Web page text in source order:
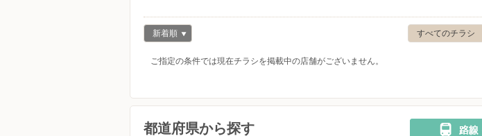
すべてのチラシ
新着順
ご指定の条件では現在チラシを掲載中の店舗がございません。
都道府県から探す